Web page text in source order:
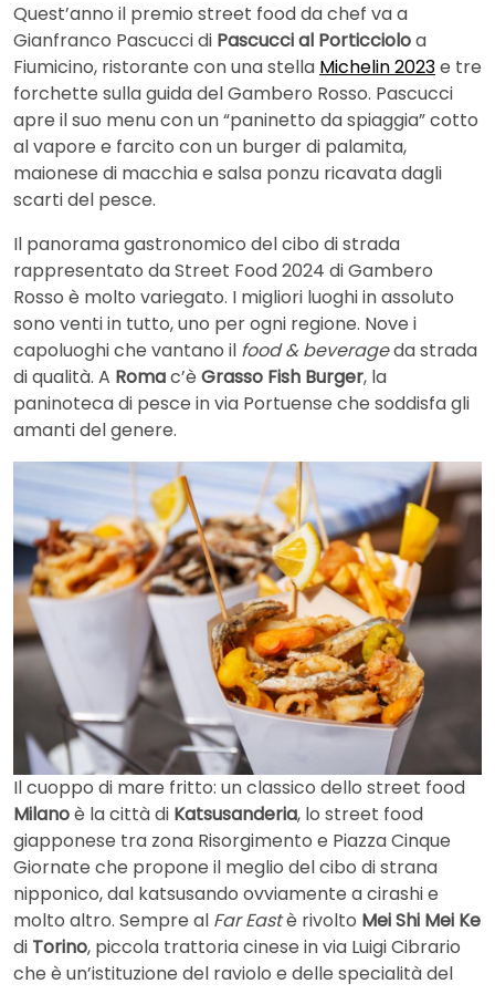
Quest’anno il premio street food da chef va a
Gianfranco Pascucci di Pascucci al Porticcioloa
Fiumicino, ristorante con una stella Michelin 2023e tre
forchette sulla guida del Gambero Rosso. Pascucci
apre il suo menu con un “paninetto da spiaggia” cotto
al vapore e farcito con un burger di palamita,
maionese di macchia e salsa ponzu ricavata dagli
scarti del pesce.
Il panorama gastronomico del cibo di strada
rappresentato da Street Food 2024 di Gambero
Rosso è molto variegato. I migliori luoghi in assoluto
sono venti in tutto, uno per ogni regione. Nove i
capoluoghi che vantano il food & beverageda strada
di qualità. A Romac’è Grasso Fish Burger, la
paninoteca di pesce in via Portuense che soddisfa gli
amanti del genere.
Il cuoppo di mare fritto: un classico dello street food
Milanoè la città di Katsusanderia, lo street food
giapponese tra zona Risorgimento e Piazza Cinque
Giornate che propone il meglio del cibo di strana
nipponico, dal katsusando ovviamente a cirashi e
molto altro. Sempre al Far Eastè rivolto Mei Shi Mei Ke
di Torino, piccola trattoria cinese in via Luigi Cibrario
che è un’istituzione del raviolo e delle specialità del